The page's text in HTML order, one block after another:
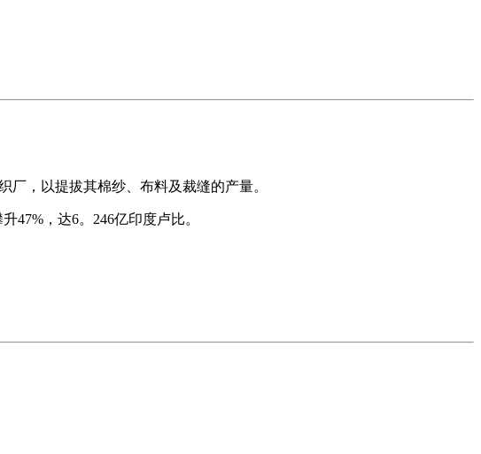
，以提拔其棉纱、布料及裁缝的产量。
，达6。246亿印度卢比。